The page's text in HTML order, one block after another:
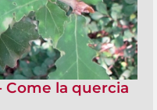
Come la quercia